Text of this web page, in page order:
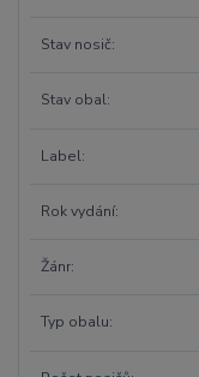
Stav nosič
Stav obal
Label
Rok vydání
Žánr
Typ obalu